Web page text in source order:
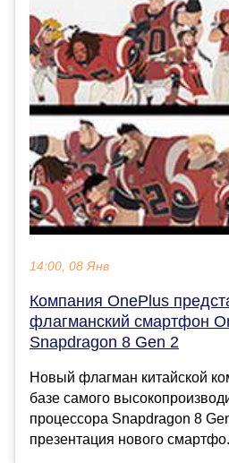
14:00, 08 Янв
Компания OnePlus
флагманский смартфон
Snapdragon 8 Gen 2
Новый флагман китайской
базе самого
процессора Snapdragon 8
презентация нового